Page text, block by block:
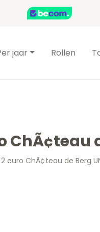
jaar Rollen
ChÃ¢teau
euro ChÃ¢teau de Berg